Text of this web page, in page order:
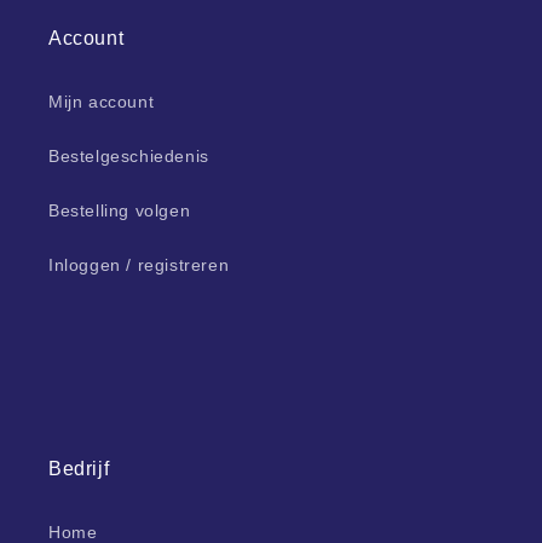
Account
Mijn account
Bestelgeschiedenis
Bestelling volgen
Inloggen / registreren
Bedrijf
Home